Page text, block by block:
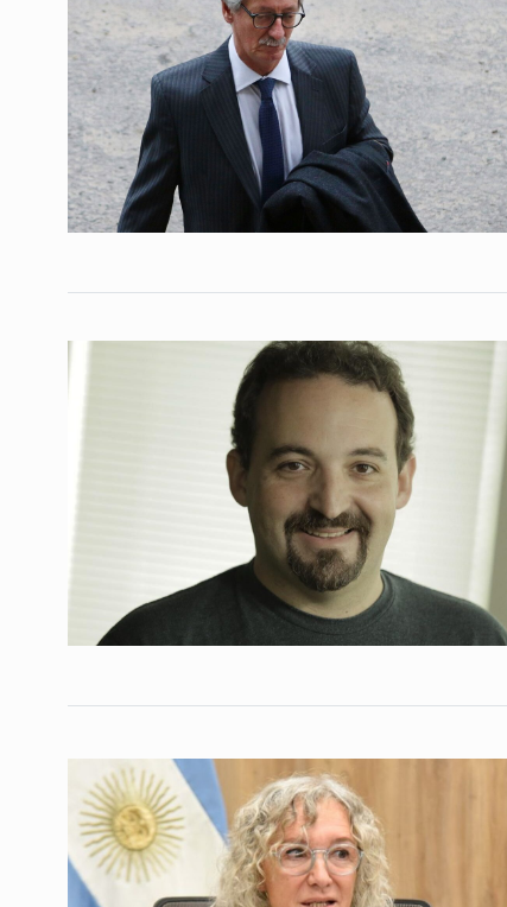
1
Fernando Rosso
2024
2
Villamil: «Siento
tiene que ver con
ALERTA!